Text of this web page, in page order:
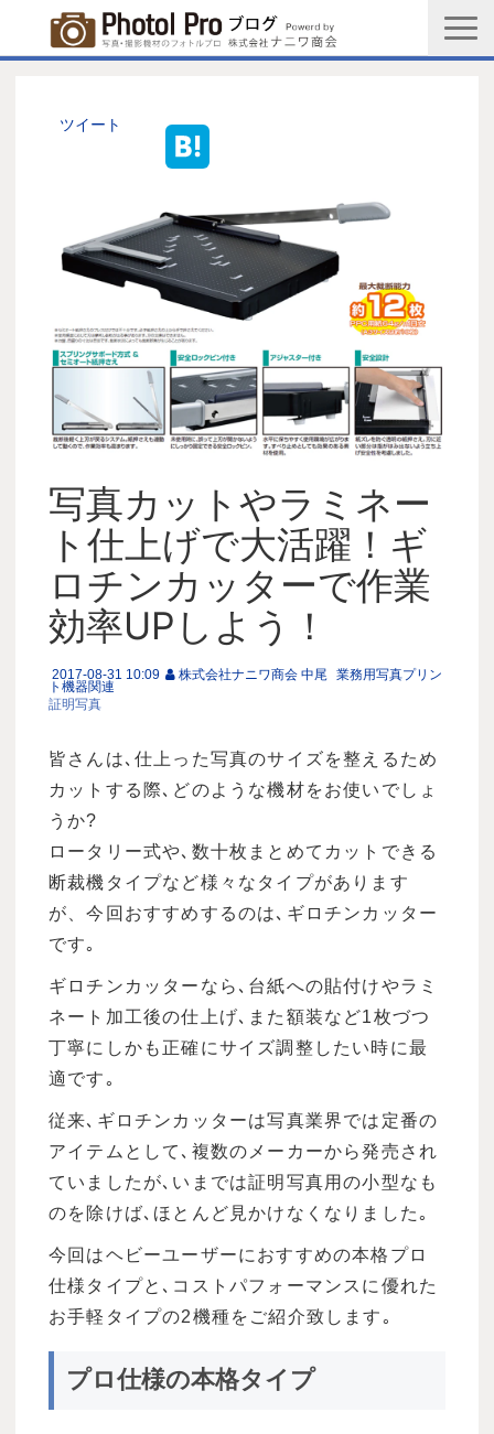
メルマガ登録
PGC新規登録申込み
写真館協会新規登録申込み
お問い合わせ
ツイート
写真カットやラミネー
ト仕上げで大活躍！ギ
ロチンカッターで作業
効率UPしよう！
2017-08-31 10:09 株式会社ナニワ商会 中尾 業務用写真プリン
ト機器関連
証明写真
皆さんは､仕上った写真のサイズを整えるため
カットする際､どのような機材をお使いでしょ
うか?
ロータリー式や､数十枚まとめてカットできる
断裁機タイプなど様々なタイプがあります
が、今回おすすめするのは､ギロチンカッター
です｡
ギロチンカッターなら､台紙への貼付けやラミ
ネート加工後の仕上げ､また額装など1枚づつ
丁寧にしかも正確にサイズ調整したい時に最
適です｡
従来､ギロチンカッターは写真業界では定番の
アイテムとして､複数のメーカーから発売され
ていましたが､いまでは証明写真用の小型なも
のを除けば､ほとんど見かけなくなりました｡
今回はヘビーユーザーにおすすめの本格プロ
仕様タイプと､コストパフォーマンスに優れた
お手軽タイプの2機種をご紹介致します｡
プロ仕様の本格タイプ